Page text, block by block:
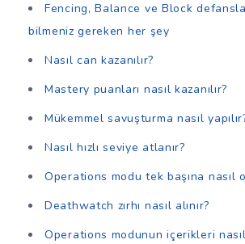
Fencing, Balance ve Block
bilmeniz gereken her şey
Nasıl can kazanılır?
Mastery puanları nasıl kazanılır?
Mükemmel savuşturma nasıl
Nasıl hızlı seviye atlanır?
Operations modu tek başına nasıl
Deathwatch zırhı nasıl alınır?
Operations modunun içerikleri nasıl